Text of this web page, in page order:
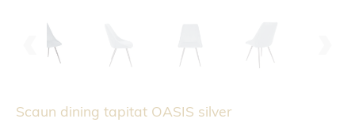
Scaun dining tapitat OASIS silver